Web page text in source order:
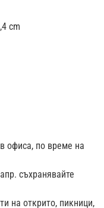
cm
офиса, по време на
съхранявайте
на открито, пикници,